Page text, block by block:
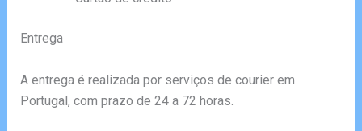
Entrega
A entrega é realizada por serviços de courier em
Portugal, com prazo de 24 a 72 horas.